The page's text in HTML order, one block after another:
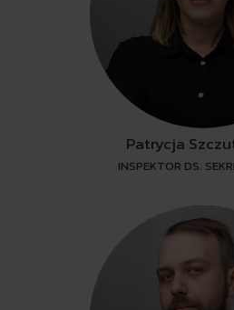
Patrycja
INSPEKTOR DS.